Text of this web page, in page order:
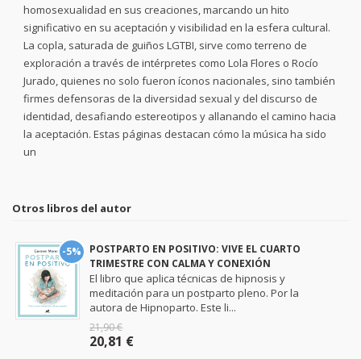
homosexualidad en sus creaciones, marcando un hito
significativo en su aceptación y visibilidad en la esfera cultural.
La copla, saturada de guiños LGTBI, sirve como terreno de
exploración a través de intérpretes como Lola Flores o Rocío
Jurado, quienes no solo fueron íconos nacionales, sino también
firmes defensoras de la diversidad sexual y del discurso de
identidad, desafiando estereotipos y allanando el camino hacia
la aceptación. Estas páginas destacan cómo la música ha sido
un
Otros libros del autor
-5%
POSTPARTO EN POSITIVO: VIVE EL CUARTO
TRIMESTRE CON CALMA Y CONEXIÓN
El libro que aplica técnicas de hipnosis y
meditación para un postparto pleno. Por la
autora de Hipnoparto. Este li...
21,90 €
20,81 €